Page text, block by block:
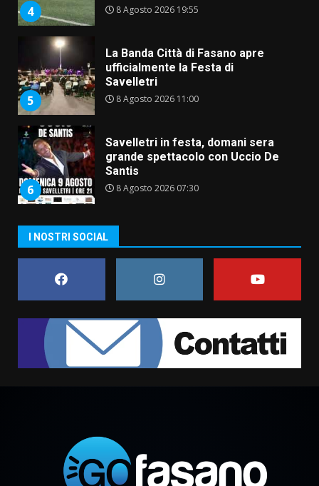
4 8 Agosto 2026 19:55
5
La Banda Città di Fasano apre
ufficialmente la Festa di
Savelletri
8 Agosto 2026 11:00
6
Savelletri in festa, domani sera
grande spettacolo con Uccio De
Santis
8 Agosto 2026 07:30
Politiche Giovanili e Mobilità
Sostenibile: premiati gli studenti
8 Agosto 2026 07:15
1
porto per Uccio De Santis: la
voce di Antonella Losavio
incanta la piazza
fasanesi”
10 Agosto 2026 06:05
I NOSTRI SOCIAL